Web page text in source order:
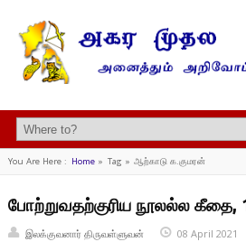
You Are Here : Home» Tag » ஆற்காடு க.குமரன்
போற்றுவதற்குரிய நூலல்ல கீதை,
இலக்குவனார் திருவள்ளுவன் 08 April 2021